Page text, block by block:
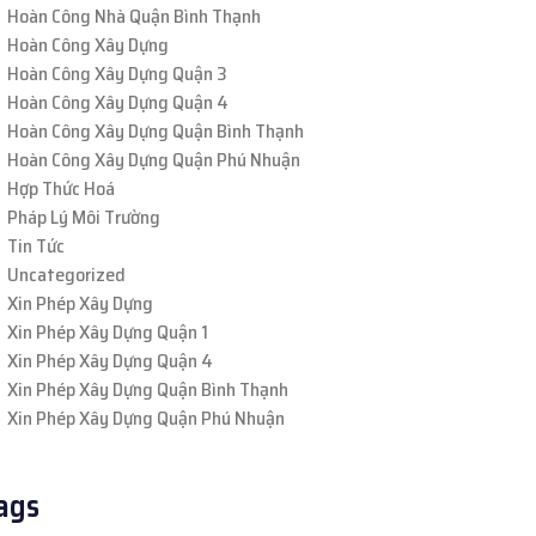
Hoàn Công Nhà Quận Bình Thạnh
Hoàn Công Xây Dựng
Hoàn Công Xây Dựng Quận 3
Hoàn Công Xây Dựng Quận 4
Hoàn Công Xây Dựng Quận Bình Thạnh
Hoàn Công Xây Dựng Quận Phú Nhuận
Hợp Thức Hoá
Pháp Lý Môi Trường
Tin Tức
Uncategorized
Xin Phép Xây Dựng
Xin Phép Xây Dựng Quận 1
Xin Phép Xây Dựng Quận 4
Xin Phép Xây Dựng Quận Bình Thạnh
Xin Phép Xây Dựng Quận Phú Nhuận